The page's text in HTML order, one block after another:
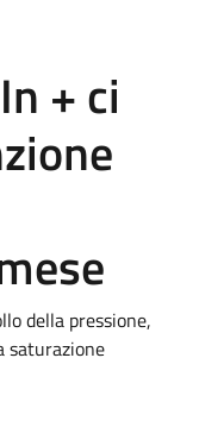
+ ci
della pressione,
saturazione